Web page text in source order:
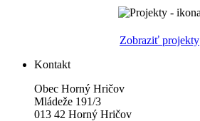
Zobraziť projekty
Kontakt
Obec Horný Hričov
Mládeže 191/3
013 42 Horný Hričov